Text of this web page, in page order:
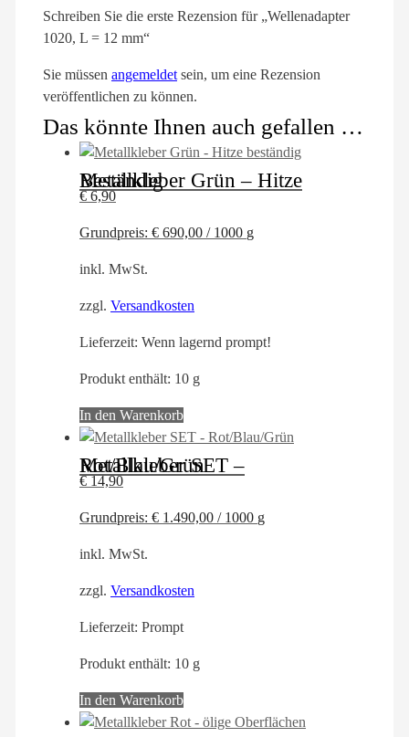
Schreiben Sie die erste Rezension für „Wellenadapter
1020, L = 12 mm“
Sie müssen angemeldet sein, um eine Rezension
veröffentlichen zu können.
Das könnte Ihnen auch gefallen …
Metallkleber Grün – Hitze Beständig
€6,90
Grundpreis: € 690,00 / 1000 g
inkl. MwSt.
zzgl. Versandkosten
Lieferzeit: Wenn lagernd prompt!
Produkt enthält: 10 g
In den Warenkorb
Metallkleber SET – Rot/Blau/Grün
€14,90
Grundpreis: € 1.490,00 / 1000 g
inkl. MwSt.
zzgl. Versandkosten
Lieferzeit: Prompt
Produkt enthält: 10 g
In den Warenkorb